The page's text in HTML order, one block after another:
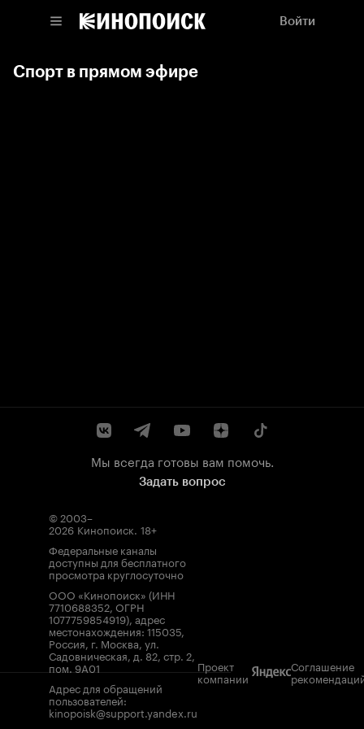
Войти
Спорт в прямом эфире
Мы всегда готовы вам помочь.
Задать вопрос
© 2003–
2026 Кинопоиск. 18+
Федеральные каналы
доступны для бесплатного
просмотра круглосуточно
ООО «Кинопоиск» (ИНН
7710688352, ОГРН
1077759854919), адрес
местонахождения: 115035,
Россия, г. Москва, ул.
Садовническая, д. 82, стр. 2,
пом. 9А01
Адрес для обращений
пользователей:
kinopoisk@support.yandex.ru
Проект
компании
Соглашение